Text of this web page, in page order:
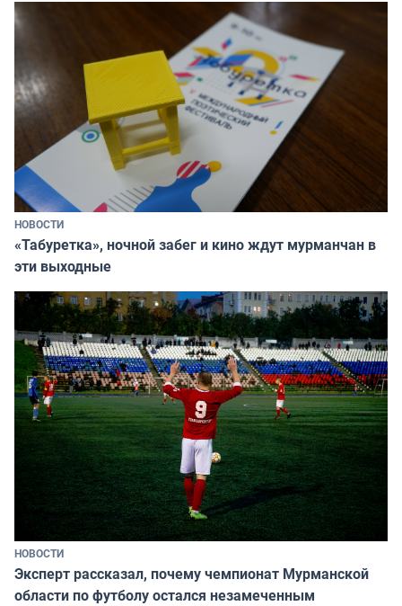
НОВОСТИ
«Табуретка», ночной забег и кино ждут мурманчан в
эти выходные
НОВОСТИ
Эксперт рассказал, почему чемпионат Мурманской
области по футболу остался незамеченным